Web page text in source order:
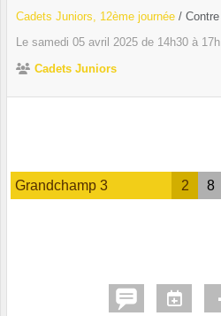
Cadets Juniors, 12ème journée / Contre
Le samedi 05 avril 2025 de 14h30 à 17h
Cadets Juniors
Grandchamp 3 2 8